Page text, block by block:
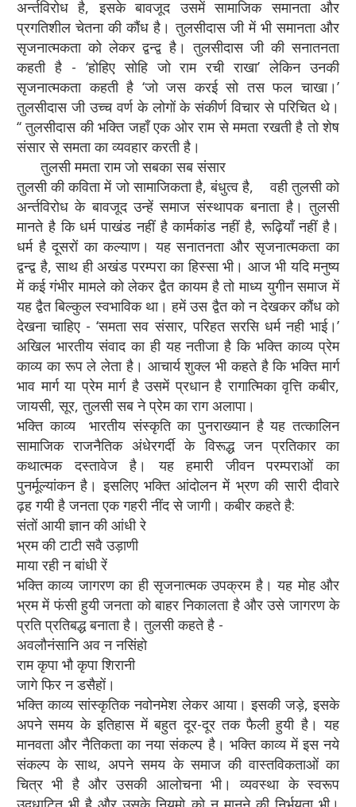
अर्न्तविरोध है, इसके बावजूद उसमें सामाजिक समानता और
प्रगतिशील चेतना की कौंध है। तुलसीदास जी में भी समानता और
सृजनात्मकता को लेकर द्वन्द्व है। तुलसीदास जी की सनातनता
कहती है - ‘होहिए सोहि जो राम रची राखा’ लेकिन उनकी
सृजनात्मकता कहती है ‘जो जस करई सो तस फल चाखा।’
तुलसीदास जी उच्च वर्ण के लोगों के संकीर्ण विचार से परिचित थे।
‘‘ तुलसीदास की भक्ति जहाँ एक ओर राम से ममता रखती है तो शेष
संसार से समता का व्यवहार करती है।
तुलसी ममता राम जो सबका सब संसार
तुलसी की कविता में जो सामाजिकता है, बंधुत्व है, वही तुलसी को
अर्न्तविरोध के बावजूद उन्हें समाज संस्थापक बनाता है। तुलसी
मानते है कि धर्म पाखंड नहीं है कार्मकांड नहीं है, रूढ़ियाँ नहीं है।
धर्म है दूसरों का कल्याण। यह सनातनता और सृजनात्मकता का
द्वन्द्व है, साथ ही अखंड परम्परा का हिस्सा भी। आज भी यदि मनुष्य
में कई गंभीर मामले को लेकर द्वैत कायम है तो माध्य युगीन समाज में
यह द्वैत बिल्कुल स्वभाविक था। हमें उस द्वैत को न देखकर कौंध को
देखना चाहिए - ‘समता सव संसार, परिहत सरसि धर्म नही भाई।’
अखिल भारतीय संवाद का ही यह नतीजा है कि भक्ति काव्य प्रेम
काव्य का रूप ले लेता है। आचार्य शुक्ल भी कहते है कि भक्ति मार्ग
भाव मार्ग या प्रेम मार्ग है उसमें प्रधान है रागात्मिका वृत्ति कबीर,
जायसी, सूर, तुलसी सब ने प्रेम का राग अलापा।
भक्ति काव्य भारतीय संस्कृति का पुनराख्यान है यह तत्कालिन
सामाजिक राजनैतिक अंधेरगर्दी के विरूद्ध जन प्रतिकार का
कथात्मक दस्तावेज है। यह हमारी जीवन परम्पराओं का
पुनर्मूल्यांकन है। इसलिए भक्ति आंदोलन में भ्रण की सारी दीवारे
ढ़ह गयी है जनता एक गहरी नींद से जागी। कबीर कहते है:
संतों आयी ज्ञान की आंधी रे
भ्रम की टाटी सवै उड़ाणी
माया रही न बांधी रें
भक्ति काव्य जागरण का ही सृजनात्मक उपक्रम है। यह मोह और
भ्रम में फंसी हुयी जनता को बाहर निकालता है और उसे जागरण के
प्रति प्रतिबद्ध बनाता है। तुलसी कहते है -
अवलौनंसानि अव न नसिंहो
राम कृपा भौ कृपा शिरानी
जागे फिर न डसैहों।
भक्ति काव्य सांस्‍कृतिक नवोनमेश लेकर आया। इसकी जड़े, इसके
अपने समय के इतिहास में बहुत दूर-दूर तक फैली हुयी है। यह
मानवता और नैतिकता का नया संकल्प है। भक्ति काव्य में इस नये
संकल्प के साथ, अपने समय के समाज की वास्तविकताओं का
चित्र भी है और उसकी आलोचना भी। व्यवस्था के स्वरूप